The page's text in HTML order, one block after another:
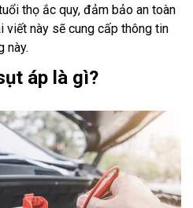
thọ ắc quy, đảm bảo an toàn
viết này sẽ cung cấp thông tin
này.
áp là gì?